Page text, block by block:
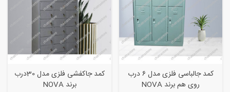
کمد جالباسی فلزی مدل ۶ درب
روی هم برند NOVA
کمد جاکفشی فلزی مدل 30درب
برند NOVA